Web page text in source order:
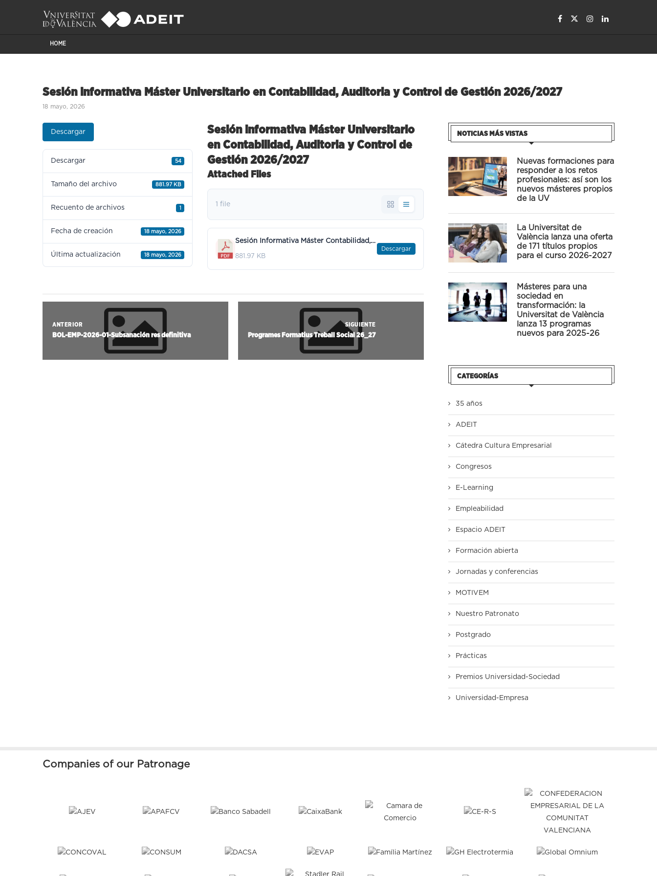
HOME
Sesión informativa Máster Universitario en Contabilidad, Auditoria y Control de Gestión 2026/2027
18 mayo, 2026
Descargar
Descargar 54
Tamaño del archivo 881.97 KB
Recuento de archivos 1
Fecha de creación 18 mayo, 2026
Última actualización 18 mayo, 2026
Sesión informativa Máster Universitario
en Contabilidad, Auditoria y Control de
Gestión 2026/2027
Attached Files
1 file
Sesión Informativa Máster Contabilidad, auditoría y control de gestión.pdf
881.97 KB
Descargar
ANTERIOR
BOL-EMP-2026-01-Subsanación res definitiva
SIGUIENTE
Programes Formatius Treball Social 26_27
NOTICIAS MÁS VISTAS
Nuevas formaciones para
responder a los retos
profesionales: así son los
nuevos másteres propios
de la UV
La Universitat de
València lanza una oferta
de 171 títulos propios
para el curso 2026-2027
Másteres para una
sociedad en
transformación: la
Universitat de València
lanza 13 programas
nuevos para 2025-26
CATEGORÍAS
35 años
ADEIT
Cátedra Cultura Empresarial
Congresos
E-Learning
Empleabilidad
Espacio ADEIT
Formación abierta
Jornadas y conferencias
MOTIVEM
Nuestro Patronato
Postgrado
Prácticas
Premios Universidad-Sociedad
Universidad-Empresa
Companies of our Patronage